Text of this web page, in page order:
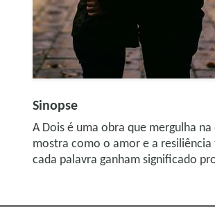
Sinopse
A Dois é uma obra que mergulha
mostra como o amor e a
cada palavra ganham significado